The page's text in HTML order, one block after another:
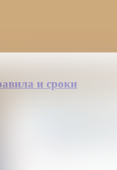
и сроки